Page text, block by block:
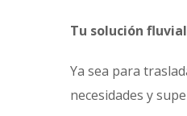
Tu solución
Ya sea para
necesidades y